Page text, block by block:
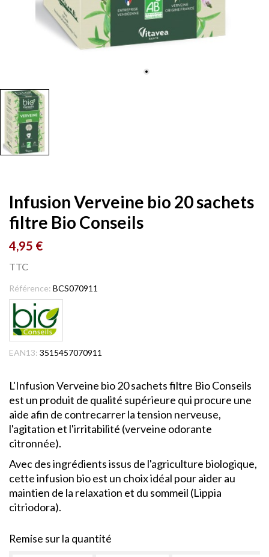
Infusion Verveine bio 20 sachets
filtre Bio Conseils
4,95 €
TTC
Référence: BCS070911
EAN13: 3515457070911
L'Infusion Verveine bio 20 sachets filtre Bio Conseils
est un produit de qualité supérieure qui procure une
aide afin de contrecarrer la tension nerveuse,
l'agitation et l'irritabilité (verveine odorante
citronnée).
Avec des ingrédients issus de l'agriculture biologique,
cette infusion bio est un choix idéal pour aider au
maintien de la relaxation et du sommeil (Lippia
citriodora).
Remise sur la quantité